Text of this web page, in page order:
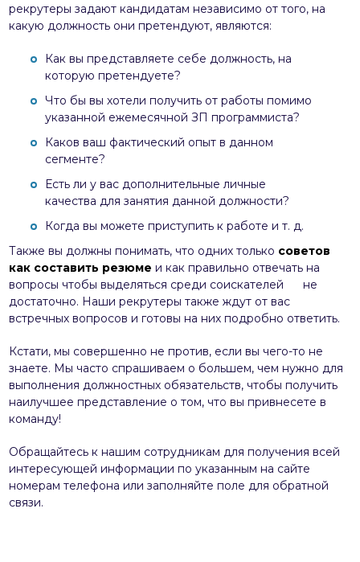
рекрутеры задают кандидатам независимо от того, на
какую должность они претендуют, являются:
Как вы представляете себе должность, на
которую претендуете?
Что бы вы хотели получить от работы помимо
указанной ежемесячной ЗП программиста?
Каков ваш фактический опыт в данном
сегменте?
Есть ли у вас дополнительные личные
качества для занятия данной должности?
Когда вы можете приступить к работе и т. д.
Также вы должны понимать, что одних только советов
как составить резюме и как правильно отвечать на
вопросы чтобы выделяться среди соискателей не
достаточно. Наши рекрутеры также ждут от вас
встречных вопросов и готовы на них подробно ответить.
Кстати, мы совершенно не против, если вы чего-то не
знаете. Мы часто спрашиваем о большем, чем нужно для
выполнения должностных обязательств, чтобы получить
наилучшее представление о том, что вы привнесете в
команду!
Обращайтесь к нашим сотрудникам для получения всей
интересующей информации по указанным на сайте
номерам телефона или заполняйте поле для обратной
связи.